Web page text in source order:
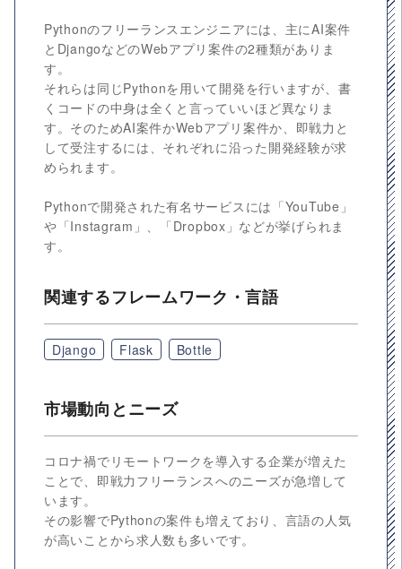
Pythonのフリーランスエンジニアには、主にAI案件
とDjangoなどのWebアプリ案件の2種類がありま
す。
それらは同じPythonを用いて開発を行いますが、書
くコードの中身は全くと言っていいほど異なりま
す。そのためAI案件かWebアプリ案件か、即戦力と
して受注するには、それぞれに沿った開発経験が求
められます。
Pythonで開発された有名サービスには「YouTube」
や「Instagram」、「Dropbox」などが挙げられま
す。
関連するフレームワーク・言語
Django Flask Bottle
市場動向とニーズ
コロナ禍でリモートワークを導入する企業が増えた
ことで、即戦力フリーランスへのニーズが急増して
います。
その影響でPythonの案件も増えており、言語の人気
が高いことから求人数も多いです。